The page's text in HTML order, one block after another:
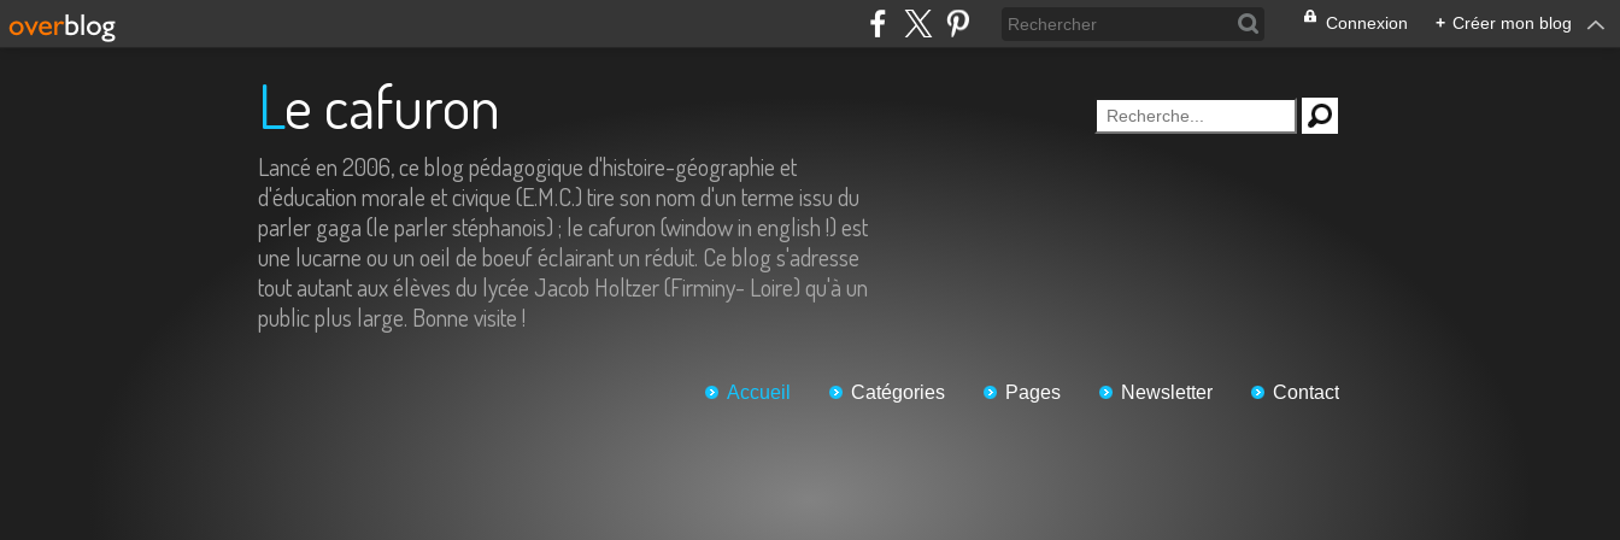
Connexion + Créer mon blog
Le cafuron
Lancé en 2006, ce blog pédagogique d'histoire-géographie et
d'éducation morale et civique (E.M.C.) tire son nom d'un terme issu du
parler gaga (le parler stéphanois) ; le cafuron (window in english !) est
une lucarne ou un oeil de boeuf éclairant un réduit. Ce blog s'adresse
tout autant aux élèves du lycée Jacob Holtzer (Firminy- Loire) qu'à un
public plus large. Bonne visite !
Accueil Catégories Pages Newsletter Contact